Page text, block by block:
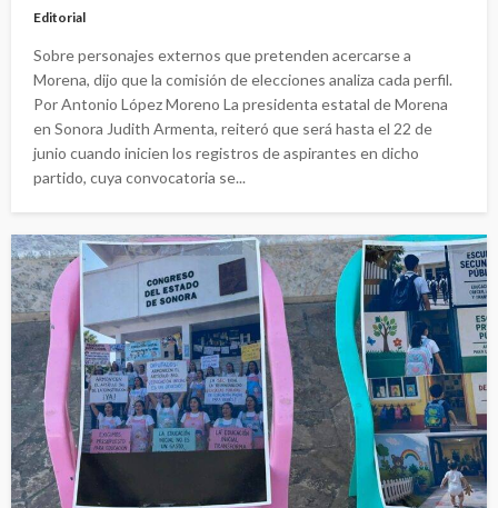
Editorial
Sobre personajes externos que pretenden acercarse a
Morena, dijo que la comisión de elecciones analiza cada perfil.
Por Antonio López Moreno La presidenta estatal de Morena
en Sonora Judith Armenta, reiteró que será hasta el 22 de
junio cuando inicien los registros de aspirantes en dicho
partido, cuya convocatoria se...